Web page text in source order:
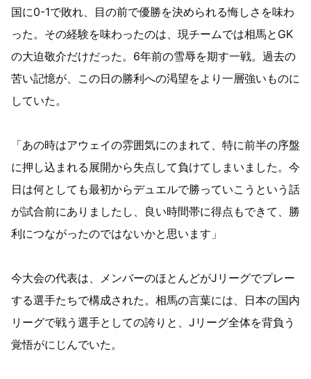
国に0-1で敗れ、目の前で優勝を決められる悔しさを味わ
った。その経験を味わったのは、現チームでは相馬とGK
の大迫敬介だけだった。6年前の雪辱を期す一戦。過去の
苦い記憶が、この日の勝利への渇望をより一層強いものに
していた。
「あの時はアウェイの雰囲気にのまれて、特に前半の序盤
に押し込まれる展開から失点して負けてしまいました。今
日は何としても最初からデュエルで勝っていこうという話
が試合前にありましたし、良い時間帯に得点もできて、勝
利につながったのではないかと思います」
今大会の代表は、メンバーのほとんどがJリーグでプレー
する選手たちで構成された。相馬の言葉には、日本の国内
リーグで戦う選手としての誇りと、Jリーグ全体を背負う
覚悟がにじんでいた。